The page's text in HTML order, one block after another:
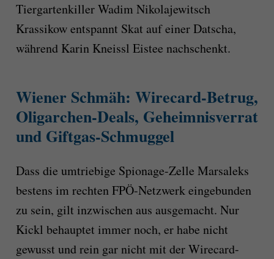
Tiergartenkiller Wadim Nikolajewitsch
Krassikow entspannt Skat auf einer Datscha,
während Karin Kneissl Eistee nachschenkt.
Wiener Schmäh: Wirecard-Betrug,
Oligarchen-Deals, Geheimnisverrat
und Giftgas-Schmuggel
Dass die umtriebige Spionage-Zelle Marsaleks
bestens im rechten FPÖ-Netzwerk eingebunden
zu sein, gilt inzwischen aus ausgemacht. Nur
Kickl behauptet immer noch, er habe nicht
gewusst und rein gar nicht mit der Wirecard-